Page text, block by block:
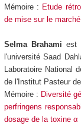
Mémoire : Etude
de mise sur le
Selma Brahami est
l'université Saad
Laboratoire National
de l'Institut Pasteur
Mémoire : Diversité
perfringens
dosage de la toxine α